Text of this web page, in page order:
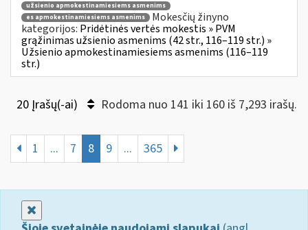
užsienio apmokestinamiesiems asmenims
es apmokestinamiesiems asmenims
Mokesčių žinyno
kategorijos: Pridėtinės vertės mokestis » PVM
grąžinimas užsienio asmenims (42 str., 116–119 str.) »
Užsienio apmokestinamiesiems asmenims (116–119
str.)
20 Įrašų(-ai) Rodoma nuo 141 iki 160 iš 7,293 irašų.
1 ... 7 8 9 ... 365